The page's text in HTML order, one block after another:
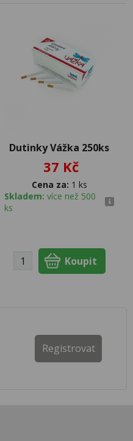
Dutinky Vážka 250ks
37 Kč
Cena za: 1 ks
Skladem: více než 500
ks
Registrovat